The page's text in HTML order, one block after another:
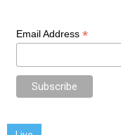
Email Address *